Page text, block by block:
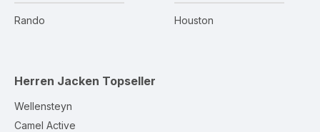
Rando Houston
Herren Jacken Topseller
Wellensteyn
Camel Active